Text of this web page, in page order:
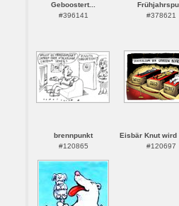
Geboostert...
#396141
#378621
brennpunkt
#120865
Eisbär Knut wird
#120697